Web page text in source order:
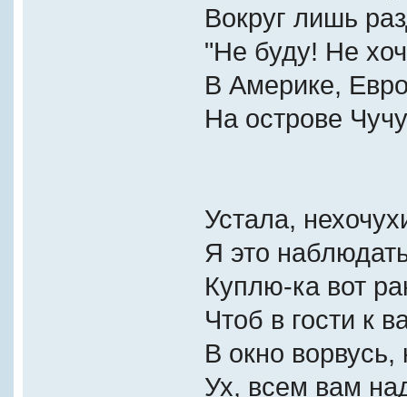
Вокруг лишь
"Не буду! Не
В Америке,
На острове
Устала,
Я это
Куплю-ка вот
Чтоб в гости к
В окно ворвусь,
Ух, всем вам